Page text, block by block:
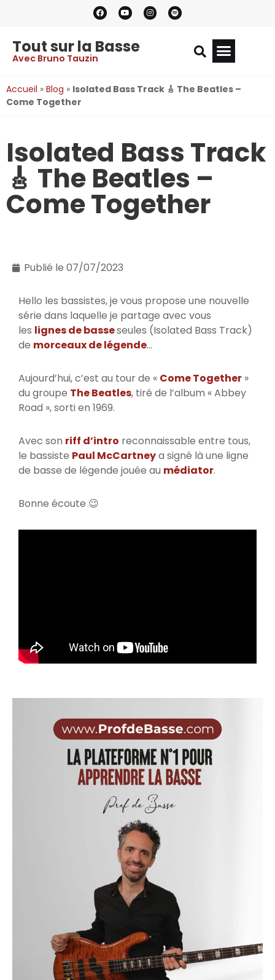
Tout sur la Basse
Avec Bruno Tauzin
Accueil » Blog » Isolated Bass Track 🎸 The Beatles –
Come Together
Isolated Bass Track
🎸 The Beatles –
Come Together
Publié le 07/07/2023
Hello les bassistes, je vous propose une nouvelle
série dans laquelle je partage avec vous
les lignes de basseseules (Isolated Bass Track)
de morceaux de légende…
Aujourd’hui, c’est au tour de « Come Together »
du groupe The Beatles, tiré de l’album « Abbey
Road », sorti en 1969.
Avec son riff d’intro reconnaissable entre tous,
le bassiste Paul McCartneya signé là une ligne
de basse de légende jouée au médiator.
Bonne écoute 😉